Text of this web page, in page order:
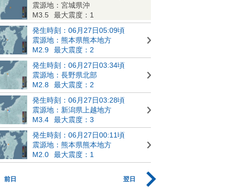
震源地：宮城県沖
M3.5
最大震度：1
発生時刻：06月27日05:09頃
震源地：熊本県熊本地方
M2.9
最大震度：2
発生時刻：06月27日03:34頃
震源地：長野県北部
M2.8
最大震度：2
発生時刻：06月27日03:28頃
震源地：新潟県上越地方
M3.4
最大震度：3
発生時刻：06月27日00:11頃
震源地：熊本県熊本地方
M2.0
最大震度：1
前日 翌日